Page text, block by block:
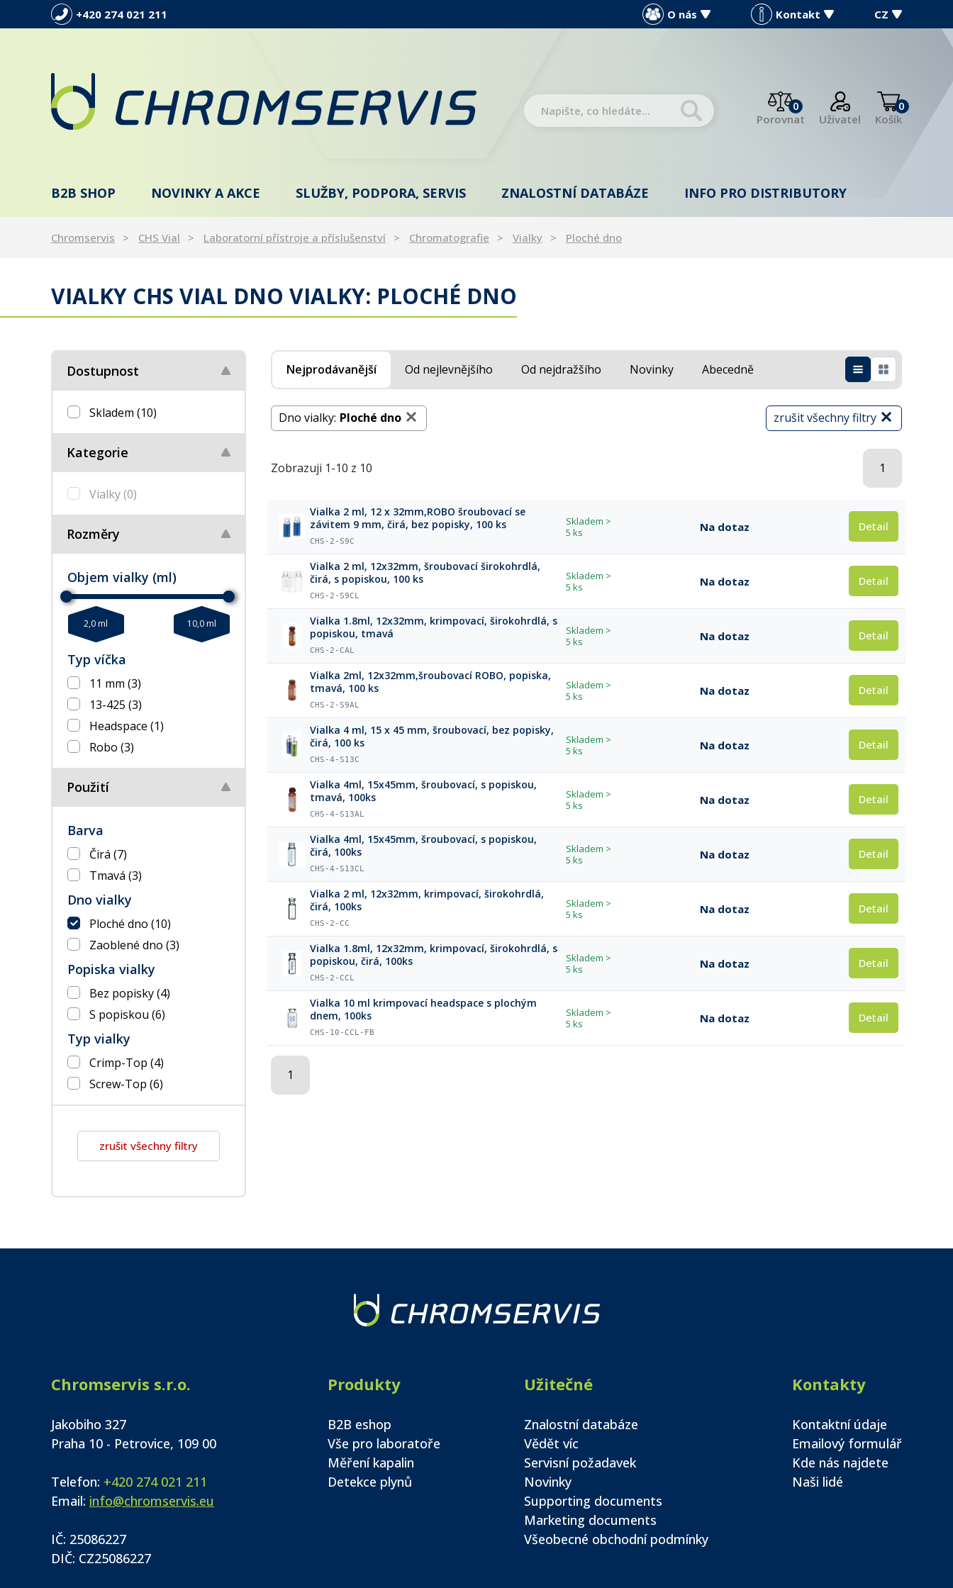
+420 274 021 211 O nás Kontakt CZ
0
Porovnat
Uživatel
0
Košík
B2B SHOP NOVINKY A AKCE SLUŽBY, PODPORA, SERVIS ZNALOSTNÍ DATABÁZE INFO PRO DISTRIBUTORY
Chromservis CHS Vial Laboratorní přístroje a příslušenství Chromatografie Vialky Ploché dno
VIALKY CHS VIAL DNO VIALKY: PLOCHÉ DNO
Dostupnost
Skladem (10)
Kategorie
Vialky(0)
Rozměry
Objem vialky (ml)
2,0 ml 10,0 ml
Typ víčka
11 mm (3)
13-425 (3)
Headspace (1)
Robo (3)
Použití
Barva
Čirá (7)
Tmavá (3)
Dno vialky
Ploché dno (10)
Zaoblené dno (3)
Popiska vialky
Bez popisky(4)
S popiskou (6)
Typ vialky
Crimp-Top (4)
Screw-Top (6)
zrušit všechny filtry
Nejprodávanější Od nejlevnějšího Od nejdražšího Novinky Abecedně
zrušit všechny filtry
Dno vialky: Ploché dno
Zobrazuji 1-10 z 10 1
Vialka 2 ml, 12 x 32mm,ROBO šroubovací se
závitem 9 mm, čirá, bez popisky, 100 ks
CHS-2-S9C
Skladem >
5 ks
Na dotaz Detail
Vialka 2 ml, 12x32mm, šroubovací širokohrdlá,
čirá, s popiskou, 100 ks
CHS-2-S9CL
Skladem >
5 ks
Na dotaz Detail
Vialka 1.8ml, 12x32mm, krimpovací, širokohrdlá, s
popiskou, tmavá
CHS-2-CAL
Skladem >
5 ks
Na dotaz Detail
Vialka 2ml, 12x32mm,šroubovací ROBO, popiska,
tmavá, 100 ks
CHS-2-S9AL
Skladem >
5 ks
Na dotaz Detail
Vialka 4 ml, 15 x 45 mm, šroubovací, bez popisky,
čirá, 100 ks
CHS-4-S13C
Skladem >
5 ks
Na dotaz Detail
Vialka 4ml, 15x45mm, šroubovací, s popiskou,
tmavá, 100ks
CHS-4-S13AL
Skladem >
5 ks
Na dotaz Detail
Vialka 4ml, 15x45mm, šroubovací, s popiskou,
čirá, 100ks
CHS-4-S13CL
Skladem >
5 ks
Na dotaz Detail
Vialka 2 ml, 12x32mm, krimpovací, širokohrdlá,
čirá, 100ks
CHS-2-CC
Skladem >
5 ks
Na dotaz Detail
Vialka 1.8ml, 12x32mm, krimpovací, širokohrdlá, s
popiskou, čirá, 100ks
CHS-2-CCL
Skladem >
5 ks
Na dotaz Detail
Vialka 10 ml krimpovací headspace s plochým
dnem, 100ks
CHS-10-CCL-FB
Skladem >
5 ks
Na dotaz Detail
1
Chromservis s.r.o.
Jakobiho 327
Praha 10 - Petrovice, 109 00
Telefon: +420 274 021 211
Email: info@chromservis.eu
IČ: 25086227
DIČ: CZ25086227
Produkty
B2B eshop
Vše pro laboratoře
Měření kapalin
Detekce plynů
Užitečné
Znalostní databáze
Vědět víc
Servisní požadavek
Novinky
Supporting documents
Marketing documents
Všeobecné obchodní podmínky
Kontakty
Kontaktní údaje
Emailový formulář
Kde nás najdete
Naši lidé